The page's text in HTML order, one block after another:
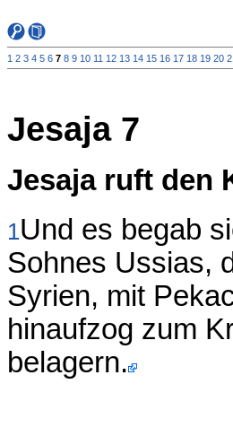
1 2 3 4 5 6 7 8 9 10 11 12 13 14 15 16 17 18 19 20
Jesaja 7
Jesaja ruft den
1Und es begab
Sohnes Ussias,
Syrien, mit
hinaufzog zum
belagern.